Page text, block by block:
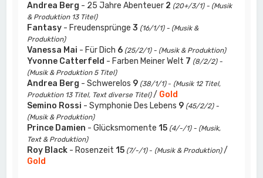
Andrea Berg - 25 Jahre Abenteuer 2 (20+/3/1) - (Musik
& Produktion 13 Titel)
Fantasy - Freudensprünge3 (16/1/1) - (Musik &
Produktion)
Vanessa Mai - Für Dich 6 (25/2/1) - (Musik & Produktion)
Yvonne Catterfeld - Farben Meiner Welt 7 (8/2/2) -
(Musik & Produktion 5 Titel)
Andrea Berg - Schwerelos 9 (38/1/1)- (Musik 12 Titel,
Produktion 13 Titel, Text diverse Titel)/ Gold
Semino Rossi - Symphonie Des Lebens 9 (45/2/2) -
(Musik & Produktion)
Prince Damien - Glücksmomente 15 (4/-/1) - (Musik,
Text & Produktion)
Roy Black - Rosenzeit 15 (7/-/1)- (Musik & Produktion)/
Gold